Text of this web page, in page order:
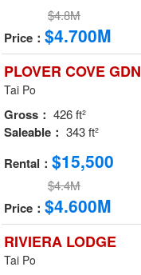
$4.8M
Price： $4.700M
PLOVER COVE GDN
Tai Po
Gross： 426 ft²
Saleable： 343 ft²
Rental： $15,500
$4.4M
Price： $4.600M
RIVIERA LODGE
Tai Po